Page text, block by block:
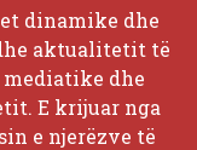
dinamike dhe
aktualitetit të
dhe
E krijuar nga
e njerëzve të